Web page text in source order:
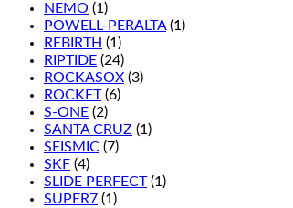
NEMO (1)
POWELL-PERALTA (1)
REBIRTH (1)
RIPTIDE (24)
ROCKASOX (3)
ROCKET (6)
S-ONE (2)
SANTA CRUZ (1)
SEISMIC (7)
SKF (4)
SLIDE PERFECT (1)
SUPER7 (1)